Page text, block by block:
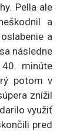
Pella ale
a
a
následne
minúte
potom v
znížil
využiť
pred